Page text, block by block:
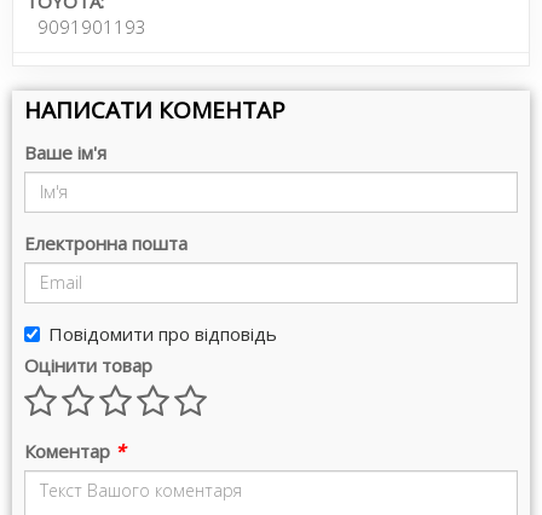
9091901193
НАПИСАТИ КОМЕНТАР
Ваше ім'я
Електронна пошта
Повідомити про відповідь
Оцінити товар
Коментар *